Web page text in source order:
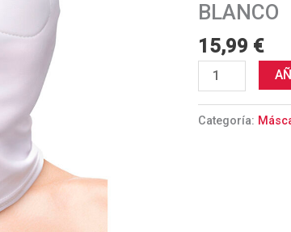
BLANCO
15,99 €
COMPLETO
BLANCO
cantidad
Categoría: